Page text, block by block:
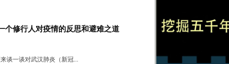
个修行人对疫情的反思和避难之道
谈一谈对武汉肺炎（新冠...